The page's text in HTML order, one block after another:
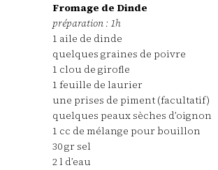
Fromage de Dinde
préparation : 1h
1 aile de dinde
quelques graines de poivre
1 clou de girofle
1 feuille de laurier
une prises de piment (facultatif)
quelques peaux sèches d’oignon
1 cc de mélange pour bouillon
30 gr sel
2 l d’eau